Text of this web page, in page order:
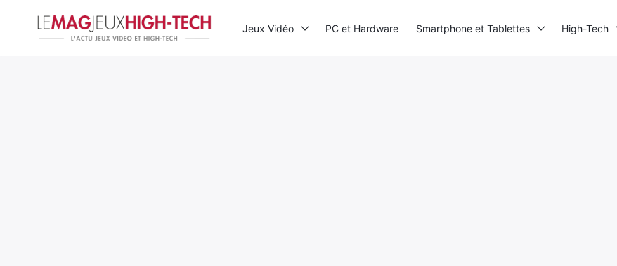
Jeux Vidéo PC et Hardware Smartphone et Tablettes High-Tech